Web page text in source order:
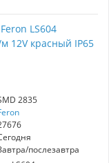
LS604
12V красный IP65
2835
послезавтра